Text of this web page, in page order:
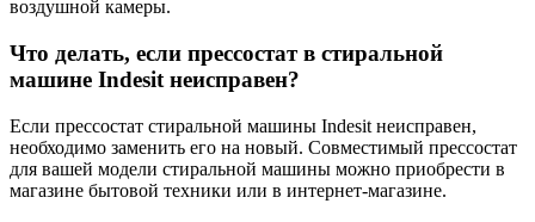
воздушной камеры.
Что делать, если прессостат в стиральной
машине Indesit неисправен?
Если прессостат стиральной машины Indesit неисправен,
необходимо заменить его на новый. Совместимый прессостат
для вашей модели стиральной машины можно приобрести в
магазине бытовой техники или в интернет-магазине.